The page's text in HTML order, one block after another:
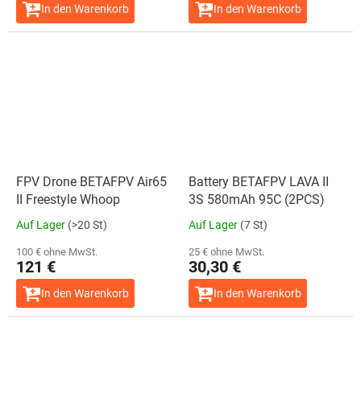
In den Warenkorb In den Warenkorb
FPV Drone BETAFPV Air65
II Freestyle Whoop
Auf Lager (>20 St)
100 € ohne MwSt.
121 €
In den Warenkorb
Battery BETAFPV LAVA II
3S 580mAh 95C (2PCS)
Auf Lager (7 St)
25 € ohne MwSt.
30,30 €
In den Warenkorb